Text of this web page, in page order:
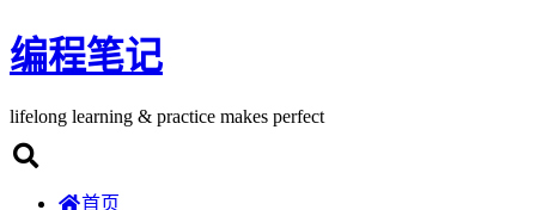
编程笔记
lifelong learning & practice makes perfect
首页